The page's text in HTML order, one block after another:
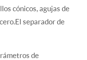
cónicos, agujas de
separador de
de